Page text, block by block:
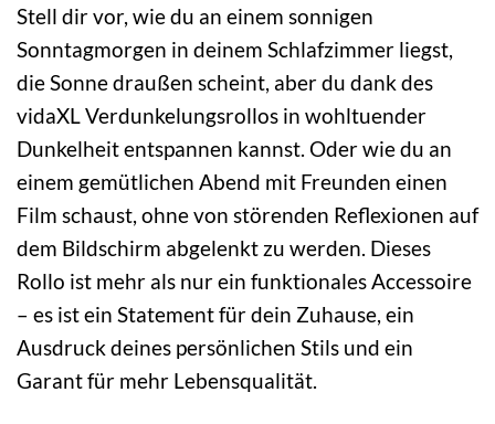
Stell dir vor, wie du an einem sonnigen
Sonntagmorgen in deinem Schlafzimmer liegst,
die Sonne draußen scheint, aber du dank des
vidaXL Verdunkelungsrollos in wohltuender
Dunkelheit entspannen kannst. Oder wie du an
einem gemütlichen Abend mit Freunden einen
Film schaust, ohne von störenden Reflexionen auf
dem Bildschirm abgelenkt zu werden. Dieses
Rollo ist mehr als nur ein funktionales Accessoire
– es ist ein Statement für dein Zuhause, ein
Ausdruck deines persönlichen Stils und ein
Garant für mehr Lebensqualität.